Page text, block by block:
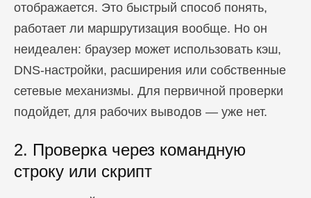
отображается. Это быстрый способ понять,
работает ли маршрутизация вообще. Но он
неидеален: браузер может использовать кэш,
DNS-настройки, расширения или собственные
сетевые механизмы. Для первичной проверки
подойдет, для рабочих выводов — уже нет.
2. Проверка через командную
строку или скрипт